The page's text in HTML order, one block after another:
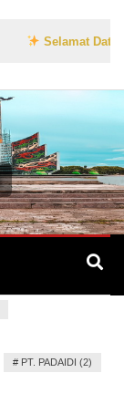
Selamat Datang
# PT. PADAIDI (2)